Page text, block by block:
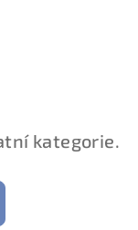
kategorie.